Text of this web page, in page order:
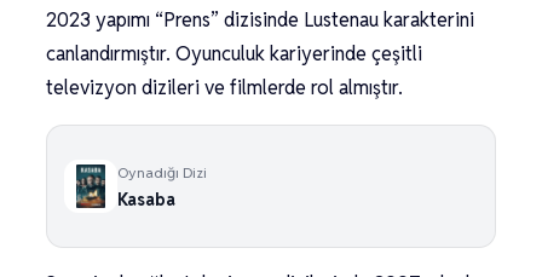
2023 yapımı “Prens” dizisinde Lustenau karakterini
canlandırmıştır. Oyunculuk kariyerinde çeşitli
televizyon dizileri ve filmlerde rol almıştır.
Oynadığı Dizi
Kasaba